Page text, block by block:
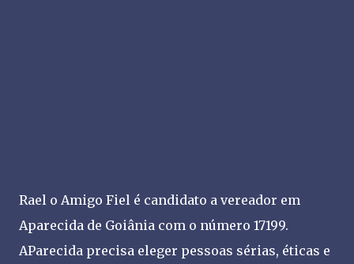
Rael o Amigo Fiel é candidato a vereador em
Aparecida de Goiânia com o número 17199.
AParecida precisa eleger pessoas sérias, éticas e